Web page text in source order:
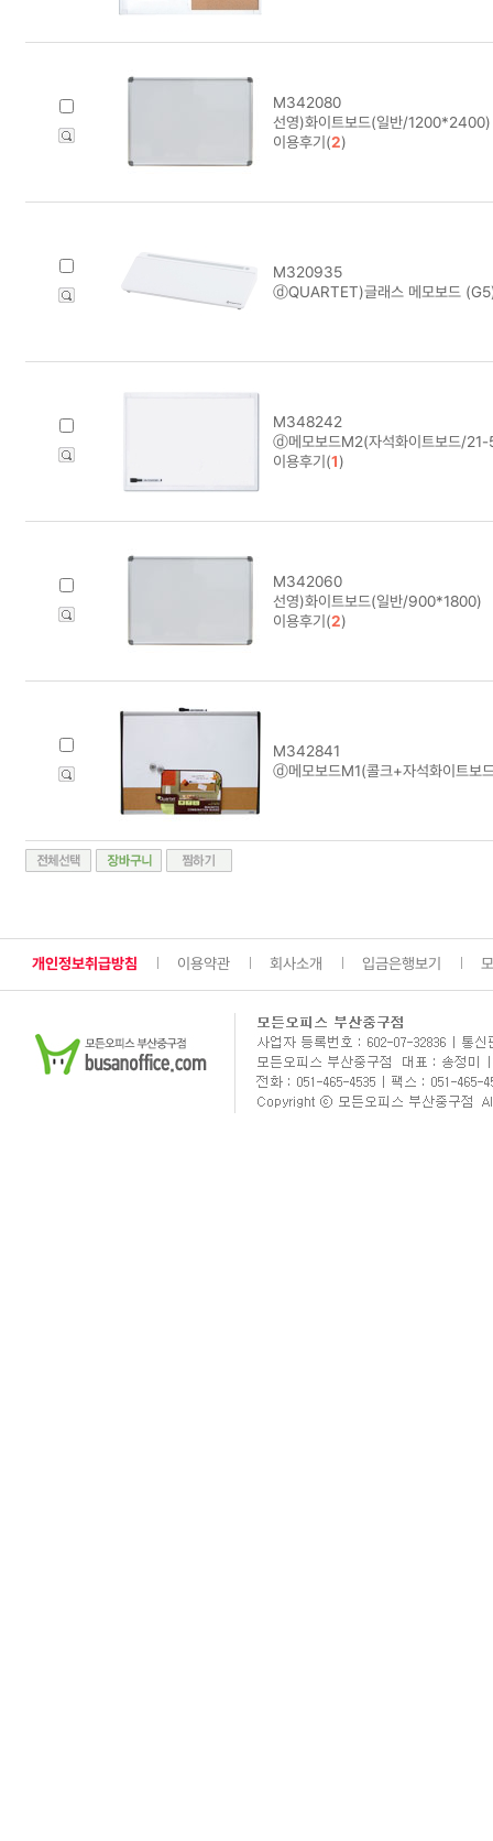
M342080
선영)화이트보드(일반/1200*2400)
이용후기(2)
M320935
ⓓQUARTET)글래스 메모보드
M348242
ⓓ메모보드M2(자석화이트보드/
이용후기(1)
M342060
선영)화이트보드(일반/900*1800)
이용후기(2)
M342841
ⓓ메모보드M1(콜크+자석화이트
개인정보취급방침 이용약관 회사소개 입금은행보기